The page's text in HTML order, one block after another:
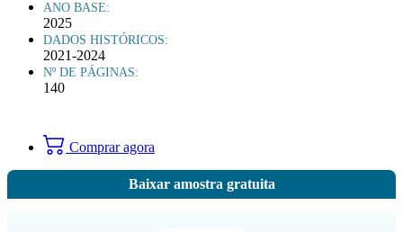
ANO BASE:
2025
DADOS HISTÓRICOS:
2021-2024
Nº DE PÁGINAS:
140
Comprar agora
Baixar amostra gratuita